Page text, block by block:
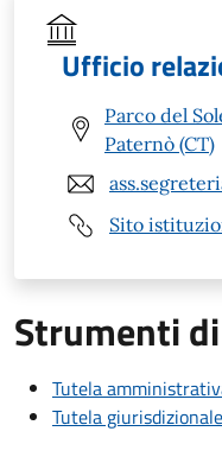
Ufficio
Parco del
Paternò (CT)
Sito
Strumenti
Tutela
Tutela giurisdizionale